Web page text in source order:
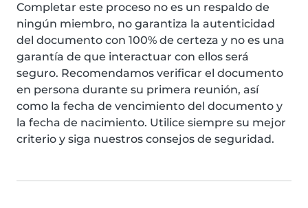
Completar este proceso no es un respaldo de
ningún miembro, no garantiza la autenticidad
del documento con 100% de certeza y no es una
garantía de que interactuar con ellos será
seguro. Recomendamos verificar el documento
en persona durante su primera reunión, así
como la fecha de vencimiento del documento y
la fecha de nacimiento. Utilice siempre su mejor
criterio y siga nuestros consejos de seguridad.